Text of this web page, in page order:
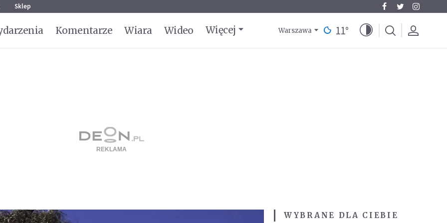
Sklep
Komentarze Wiara Wideo Więcej Warszawa 11°
WYBRANE DLA CIEBIE